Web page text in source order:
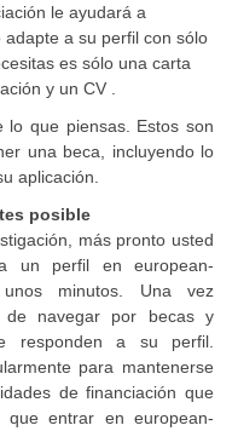
le ayudará a
a su perfil con sólo
es sólo una carta
y un CV .
lo que piensas. Estos son
una beca, incluyendo lo
aplicación.
posible
más pronto usted
un perfil en european-
minutos. Una vez
de navegar por becas y
responden a su perfil.
para mantenerse
de financiación que
que entrar en european-